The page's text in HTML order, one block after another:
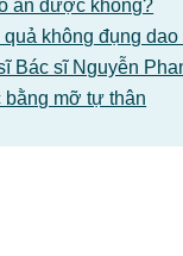
ăn được không?
không đụng dao
Bác sĩ Nguyễn
mỡ tự thân